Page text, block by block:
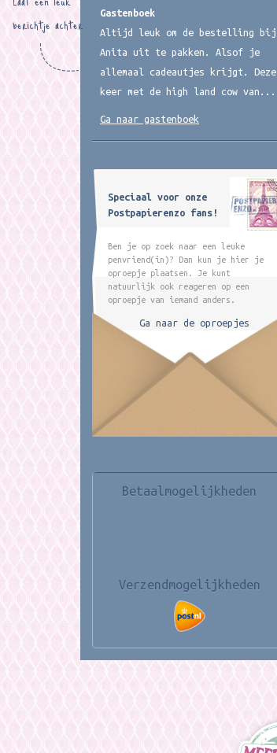
Gastenboek
Altijd leuk om de bestelling bij
Anita uit te pakken. Alsof je
allemaal cadeautjes krijgt. Deze
keer met de high land cow van...
berichtje achter
Ga naar gastenboek
Speciaal voor onze
Postpapierenzo fans!
Ben je op zoek naar een leuke
penvriend(in)? Dan kun je hier je
oproepje plaatsen. Je kunt
natuurlijk ook reageren op een
oproepje van iemand anders.
Ga naar de oproepjes
Betaalmogelijkheden
Verzendmogelijkheden